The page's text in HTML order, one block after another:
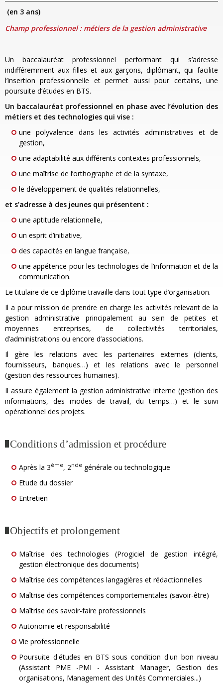
(en 3 ans)
Champ professionnel : métiers de la gestion administrative
Un baccalauréat professionnel performant qui s’adresse
indifféremment aux filles et aux garçons, diplômant, qui facilite
l’insertion professionnelle et permet aussi pour certains, une
poursuite d’études en BTS.
Un baccalauréat professionnel en phase avec l’évolution des
métiers et des technologies qui vise :
une polyvalence dans les activités administratives et de
gestion,
une adaptabilité aux différents contextes professionnels,
une maîtrise de l’orthographe et de la syntaxe,
le développement de qualités relationnelles,
et s’adresse à des jeunes qui présentent :
une aptitude relationnelle,
un esprit d’initiative,
des capacités en langue française,
une appétence pour les technologies de l’information et de la
communication.
Le titulaire de ce diplôme travaille dans tout type d’organisation.
Il a pour mission de prendre en charge les activités relevant de la
gestion administrative principalement au sein de petites et
moyennes entreprises, de collectivités territoriales,
d’administrations ou encore d’associations.
Il gère les relations avec les partenaires externes (clients,
fournisseurs, banques…) et les relations avec le personnel
(gestion des ressources humaines).
Il assure également la gestion administrative interne (gestion des
informations, des modes de travail, du temps…) et le suivi
opérationnel des projets.
Conditions d’admission et procédure
Après la 3ème, 2ndegénérale ou technologique
Etude du dossier
Entretien
Objectifs et prolongement
Maîtrise des technologies (Progiciel de gestion intégré,
gestion électronique des documents)
Maîtrise des compétences langagières et rédactionnelles
Maîtrise des compétences comportementales (savoir-être)
Maîtrise des savoir-faire professionnels
Autonomie et responsabilité
Vie professionnelle
Poursuite d'études en BTS sous condition d'un bon niveau
(Assistant PME -PMI - Assistant Manager, Gestion des
organisations, Management des Unités Commerciales...)